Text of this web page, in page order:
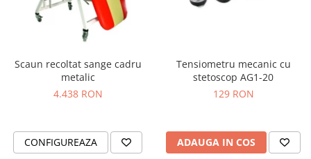
Scaun recoltat sange cadru
metalic
4.438 RON
CONFIGUREAZA
Tensiometru mecanic cu
stetoscop AG1-20
129 RON
ADAUGA IN COS